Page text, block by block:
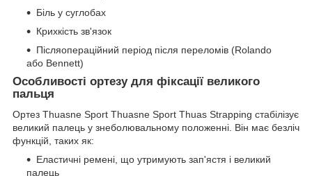
Біль у суглобах
Крихкість зв'язок
Післяопераційний період після переломів (Rolando
або Bennett)
Особливості ортезу для фіксації великого
пальця
Ортез Thuasne Sport Thuasne Sport Thuas Strapping стабілізує
великий палець у знеболювальному положенні. Він має безліч
функцій, таких як:
Еластичні ремені, що утримують зап'ястя і великий
палець